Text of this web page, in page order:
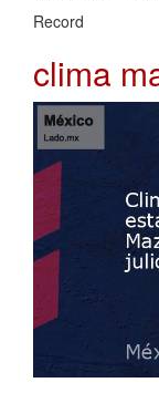
Record
clima